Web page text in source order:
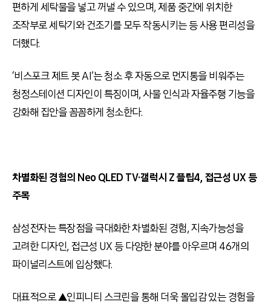
편하게 세탁물을 넣고 꺼낼 수 있으며,제품 중간에 위치한
조작부로 세탁기와 건조기를 모두 작동시키는 등 사용 편리성을
더했다.
‘비스포크 제트 봇AI’는 청소 후 자동으로 먼지통을 비워주는
청정스테이션 디자인이 특징이며,사물 인식과 자율주행 기능을
강화해 집안을 꼼꼼하게 청소한다.
차별화된 경험의 Neo QLED TV·갤럭시 Z플립4, 접근성 UX등
주목
삼성전자는 특장점을 극대화한 차별화된 경험,지속가능성을
고려한 디자인, 접근성 UX등 다양한 분야를 아우르며 46개의
파이널리스트에 입상했다.
대표적으로 ▲인피니티 스크린을 통해 더욱 몰입감 있는 경험을